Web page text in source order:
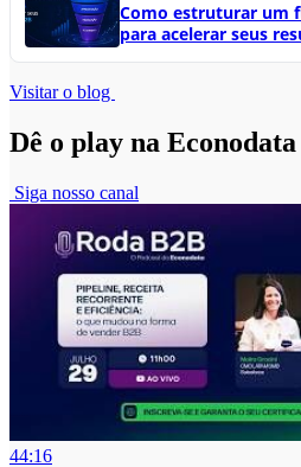
Como estruturar um
para acelerar seus
Visitar o blog
Dê o play na Econodata
Siga nosso canal
44:16